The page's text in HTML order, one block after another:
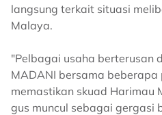
langsung terkait situasi
Malaya.
"Pelbagai usaha berterusan
MADANI bersama beberapa
memastikan skuad Harimau
gus muncul sebagai gergasi